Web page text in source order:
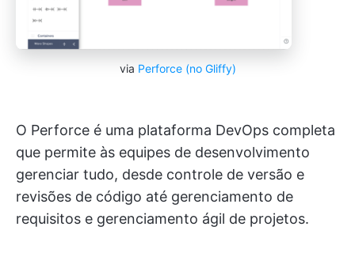
via Perforce (no Gliffy)
O Perforce é uma plataforma DevOps completa
que permite às equipes de desenvolvimento
gerenciar tudo, desde controle de versão e
revisões de código até gerenciamento de
requisitos e gerenciamento ágil de projetos.